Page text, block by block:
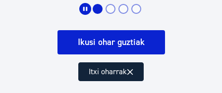
Ikusi ohar guztiak
Itxi oharrak